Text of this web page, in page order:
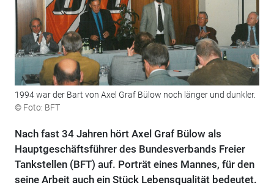
1994 war der Bart von Axel Graf Bülow noch länger und dunkler.
© Foto: BFT
Nach fast 34 Jahren hört Axel Graf Bülow als
Hauptgeschäftsführer des Bundesverbands Freier
Tankstellen (BFT) auf. Porträt eines Mannes, für den
seine Arbeit auch ein Stück Lebensqualität bedeutet.